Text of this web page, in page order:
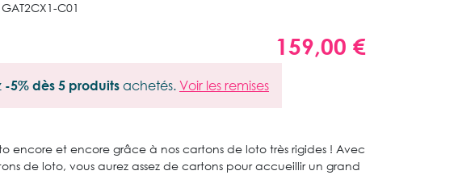
GAT2CX1-C01
159,00 €
-5% dès 5 produits achetés. Voir les remises
encore et encore grâce à nos cartons de loto très rigides ! Avec
de loto, vous aurez assez de cartons pour accueillir un grand